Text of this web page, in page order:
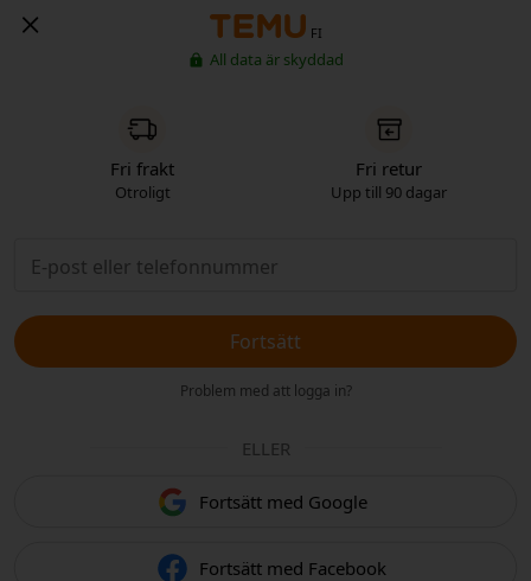
FI
All data är skyddad
Fri frakt
Otroligt
Fri retur
Upp till 90 dagar
Fortsätt
Problem med att logga in?
ELLER
Fortsätt med Google
Fortsätt med Facebook